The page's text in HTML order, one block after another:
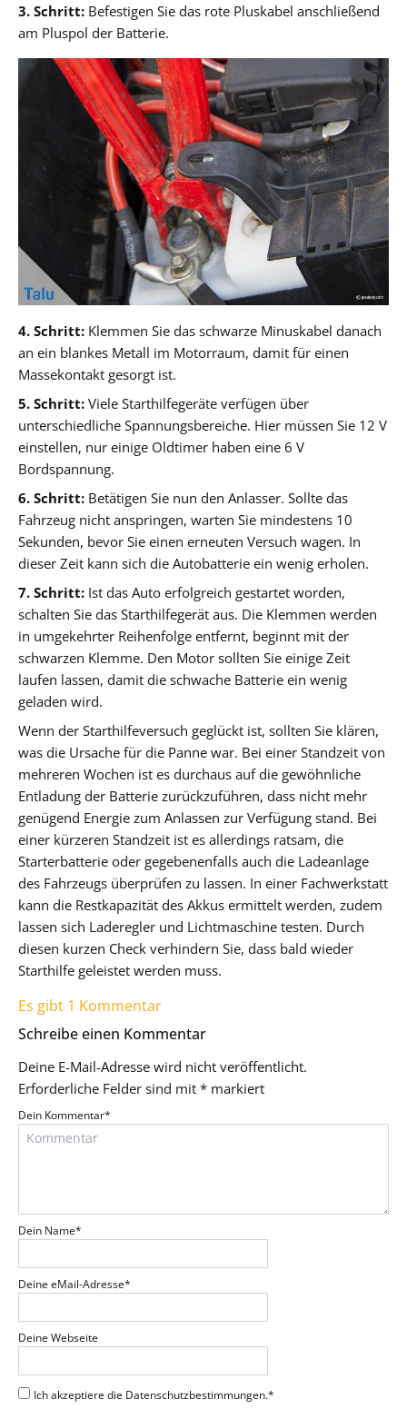
3. Schritt: Befestigen Sie das rote Pluskabel anschließend
am Pluspol der Batterie.
4. Schritt: Klemmen Sie das schwarze Minuskabel danach
an ein blankes Metall im Motorraum, damit für einen
Massekontakt gesorgt ist.
5. Schritt: Viele Starthilfegeräte verfügen über
unterschiedliche Spannungsbereiche. Hier müssen Sie 12 V
einstellen, nur einige Oldtimer haben eine 6 V
Bordspannung.
6. Schritt: Betätigen Sie nun den Anlasser. Sollte das
Fahrzeug nicht anspringen, warten Sie mindestens 10
Sekunden, bevor Sie einen erneuten Versuch wagen. In
dieser Zeit kann sich die Autobatterie ein wenig erholen.
7. Schritt: Ist das Auto erfolgreich gestartet worden,
schalten Sie das Starthilfegerät aus. Die Klemmen werden
in umgekehrter Reihenfolge entfernt, beginnt mit der
schwarzen Klemme. Den Motor sollten Sie einige Zeit
laufen lassen, damit die schwache Batterie ein wenig
geladen wird.
Wenn der Starthilfeversuch geglückt ist, sollten Sie klären,
was die Ursache für die Panne war. Bei einer Standzeit von
mehreren Wochen ist es durchaus auf die gewöhnliche
Entladung der Batterie zurückzuführen, dass nicht mehr
genügend Energie zum Anlassen zur Verfügung stand. Bei
einer kürzeren Standzeit ist es allerdings ratsam, die
Starterbatterie oder gegebenenfalls auch die Ladeanlage
des Fahrzeugs überprüfen zu lassen. In einer Fachwerkstatt
kann die Restkapazität des Akkus ermittelt werden, zudem
lassen sich Laderegler und Lichtmaschine testen. Durch
diesen kurzen Check verhindern Sie, dass bald wieder
Starthilfe geleistet werden muss.
Es gibt 1 Kommentar
Schreibe einen Kommentar
Deine E-Mail-Adresse wird nicht veröffentlicht.
Erforderliche Felder sind mit * markiert
Dein Kommentar*
Dein Name*
Deine eMail-Adresse*
Deine Webseite
Ich akzeptiere die Datenschutzbestimmungen.*